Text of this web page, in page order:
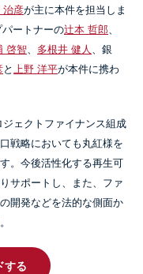
治彦が主に本件を担当しま
ートナーの辻本 哲郎
啓智 多根井 健人
、銀
と 上野 洋平が本件に携わ
ェクトファイナンス組成
戦略においても丸紅様を
。今後活性化する再生可
サポートし、また、ファ
開発などを法的な側面か
する